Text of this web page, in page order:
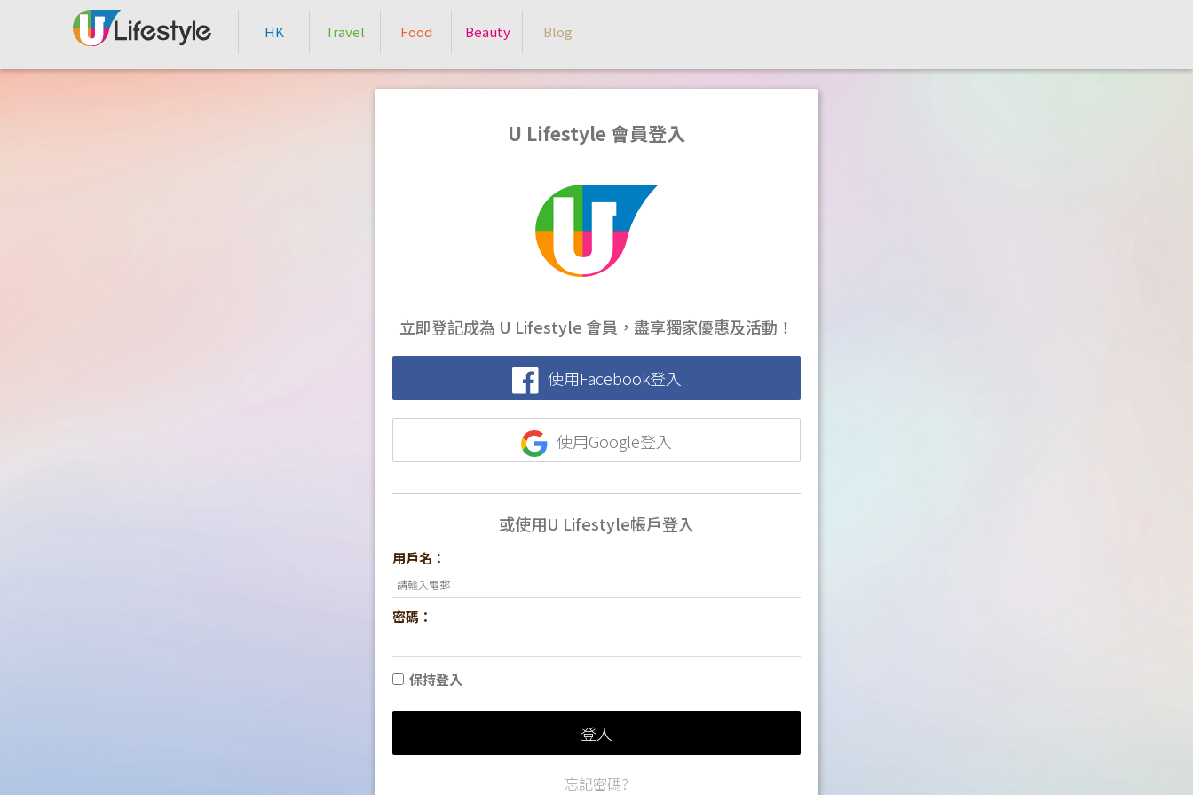
HK Travel Food Beauty Blog
U Lifestyle 會員登入
立即登記成為 U Lifestyle 會員，盡享獨家優惠及活動！
使用Facebook登入
使用Google登入
或使用U Lifestyle帳戶登入
用戶名：
密碼：
保持登入
登入
忘記密碼?